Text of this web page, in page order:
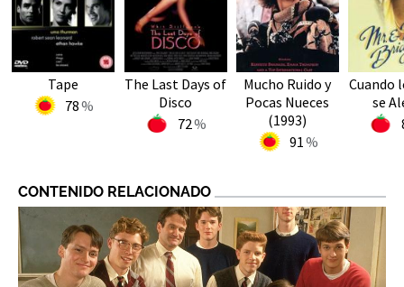
Tape
78
The Last Days of
Disco
72
Mucho Ruido y
Pocas Nueces
(1993)
91
Cuando
se
CONTENIDO RELACIONADO